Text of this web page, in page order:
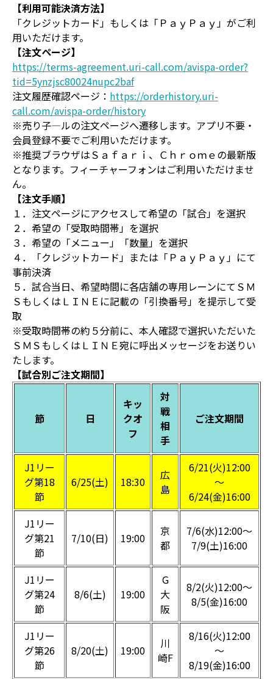
【利用可能決済方法】
「クレジットカード」もしくは「ＰａｙＰａｙ」がご利
用いただけます。
【注文ページ】
https://terms-agreement.uri-call.com/avispa-order?
tid=5ynzjsc80024nupc2baf
注文履歴確認ページ： https://orderhistory.uri-
call.com/avispa-order/history
※売り子―ルの注文ページへ遷移します。アプリ不要・
会員登録不要でご利用いただけます。
※推奨ブラウザはＳａｆａｒｉ、Ｃｈｒｏｍｅの最新版
となります。フィーチャーフォンはご利用いただけませ
ん。
【注文手順】
１．注文ページにアクセスして希望の「試合」を選択
２．希望の「受取時間帯」を選択
３．希望の「メニュー」「数量」を選択
４．「クレジットカード」または「ＰａｙＰａｙ」にて
事前決済
５．試合当日、希望時間に各店舗の専用レーンにてＳＭ
ＳもしくはＬＩＮＥに記載の「引換番号」を提示して受
取
※受取時間帯の約５分前に、本人確認で選択いただいた
ＳＭＳもしくはＬＩＮＥ宛に呼出メッセージをお送りい
たします。
【試合別ご注文期間】
節 日
キッ
クオ
フ
対
戦
相
手
ご注文期間
J1リー
グ第18
節
6/25(土) 18:30
広
島
6/21(火)12:00
～
6/24(金)16:00
J1リー
グ第21
節
7/10(日) 19:00
京
都
7/6(水)12:00～
7/9(土)16:00
J1リー
グ第24
節
8/6(土) 19:00
G
大
阪
8/2(火)12:00～
8/5(金)16:00
J1リー
グ第26
節
8/20(土) 19:00
川
崎F
8/16(火)12:00
～
8/19(金)16:00